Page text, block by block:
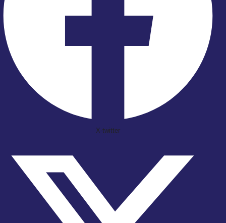
X-twitter